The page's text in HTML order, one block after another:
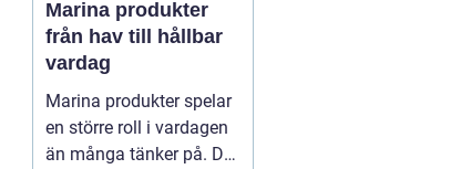
Marina produkter
från hav till hållbar
vardag
Marina produkter spelar
en större roll i vardagen
än många tänker på. De